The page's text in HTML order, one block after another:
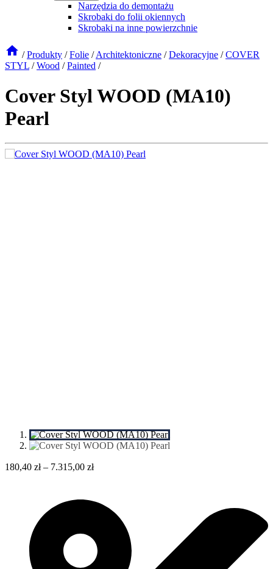
Narzędzia do demontażu
Skrobaki do folii okiennych
Skrobaki na inne powierzchnie
/ Produkty / Folie / Architektoniczne / Dekoracyjne / COVER
STYL / Wood / Painted /
Cover Styl WOOD (MA10)
Pearl
180,40 zł– 7.315,00 zł